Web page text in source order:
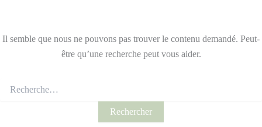
Il semble que nous ne pouvons pas trouver le contenu demandé. Peut-
être qu’une recherche peut vous aider.